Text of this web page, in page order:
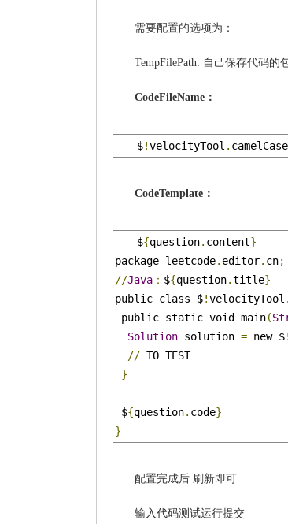
需要配置的选项为：
TempFilePath: 自己保存代码的
CodeFileName：
$!velocityTool .
CodeTemplate：
${question. content}
package leetcode. editor. cn;
//Java ： ${question.title}
public class $!velocityTool .
public static void main(
Solution solution = new $!
// TO TEST
}
${question. code}
}
配置完成后 刷新即可
输入代码测试运行提交